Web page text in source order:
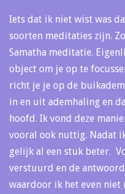
Iets dat ik niet wist was
soorten meditaties zijn.
Samatha meditatie.
object om je op te
richt je je op de
in en uit ademhaling en
hoofd. Ik vond deze
vooral ook nuttig. Nadat
gelijk al een stuk beter.
verstuurd en de
waardoor ik het even niet